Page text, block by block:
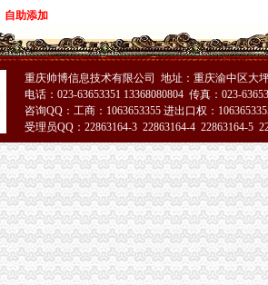
自助添加
重庆帅博信息技术有限公司 地址：重庆渝中区大
电话：023-63653351 13368080804 传真：023-
咨询QQ：工商：1063653355 进出口权：
受理员QQ：22863164-3 22863164-4 22863164-5